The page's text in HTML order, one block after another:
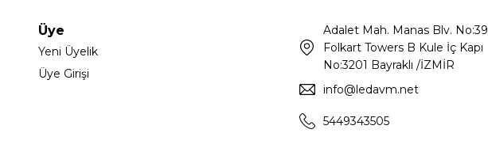
Üye
Yeni Üyelik
Üye Girişi
Adalet Mah. Manas Blv. No:39
Folkart Towers B Kule İç Kapı
No:3201 Bayraklı /İZMİR
info@ledavm.net
5449343505